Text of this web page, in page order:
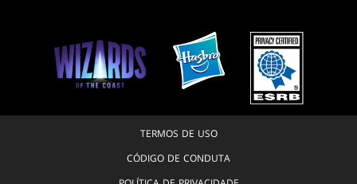
TERMOS DE USO
CÓDIGO DE CONDUTA